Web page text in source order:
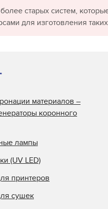
старых систем,
для изготовления
материалов –
коронного
лампы
(UV LED)
принтеров
сушек